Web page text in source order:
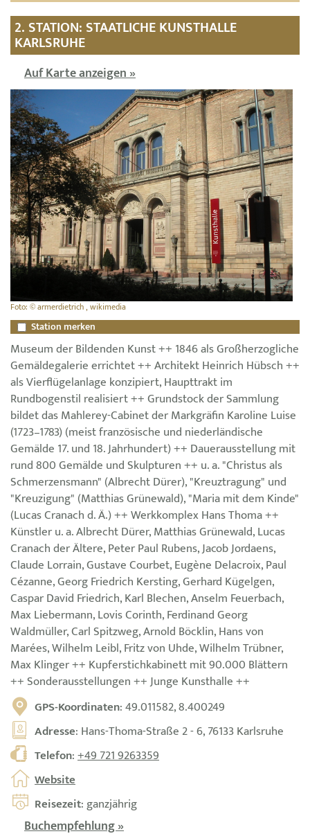
2. STATION: STAATLICHE KUNSTHALLE
KARLSRUHE
Auf Karte anzeigen »
Foto: © armerdietrich , wikimedia
Station merken
Museum der Bildenden Kunst ++ 1846 als Großherzogliche
Gemäldegalerie errichtet ++ Architekt Heinrich Hübsch ++
als Vierflügelanlage konzipiert, Haupttrakt im
Rundbogenstil realisiert ++ Grundstock der Sammlung
bildet das Mahlerey-Cabinet der Markgräfin Karoline Luise
(1723–1783) (meist französische und niederländische
Gemälde 17. und 18. Jahrhundert) ++ Dauerausstellung mit
rund 800 Gemälde und Skulpturen ++ u. a. "Christus als
Schmerzensmann" (Albrecht Dürer), "Kreuztragung" und
"Kreuzigung" (Matthias Grünewald), "Maria mit dem Kinde"
(Lucas Cranach d. Ä.) ++ Werkkomplex Hans Thoma ++
Künstler u. a. Albrecht Dürer, Matthias Grünewald, Lucas
Cranach der Ältere, Peter Paul Rubens, Jacob Jordaens,
Claude Lorrain, Gustave Courbet, Eugène Delacroix, Paul
Cézanne, Georg Friedrich Kersting, Gerhard Kügelgen,
Caspar David Friedrich, Karl Blechen, Anselm Feuerbach,
Max Liebermann, Lovis Corinth, Ferdinand Georg
Waldmüller, Carl Spitzweg, Arnold Böcklin, Hans von
Marées, Wilhelm Leibl, Fritz von Uhde, Wilhelm Trübner,
Max Klinger ++ Kupferstichkabinett mit 90.000 Blättern
++ Sonderausstellungen ++ Junge Kunsthalle ++
GPS-Koordinaten: 49.011582, 8.400249
Adresse: Hans-Thoma-Straße 2 - 6, 76133 Karlsruhe
Telefon:+49 721 9263359
Website
Reisezeit: ganzjährig
Buchempfehlung »